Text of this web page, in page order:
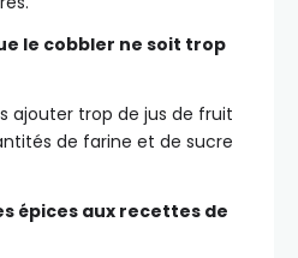
le cobbler ne soit trop
ajouter trop de jus de fruit
de farine et de sucre
épices aux recettes de